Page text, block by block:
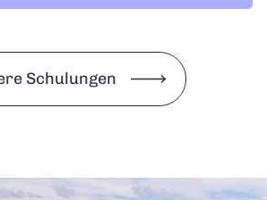
Schulungen